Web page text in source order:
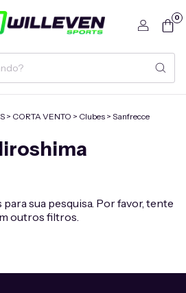
0
> CORTA VENTO > Clubes > Sanfrecce
sua pesquisa. Por favor, tente
outros filtros.